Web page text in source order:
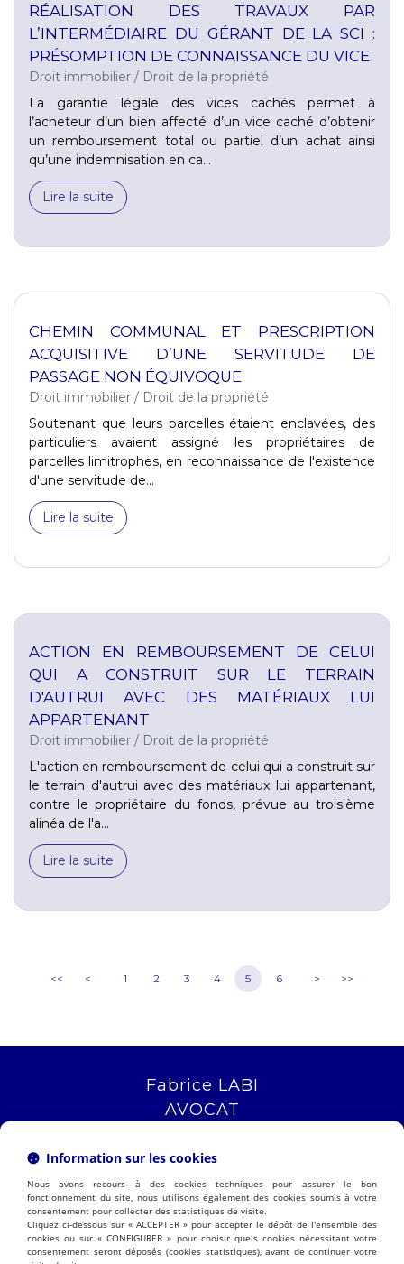
RÉALISATION DES TRAVAUX PAR
L’INTERMÉDIAIRE DU GÉRANT DE LA SCI :
PRÉSOMPTION DE CONNAISSANCE DU VICE
Droit immobilier / Droit de la propriété
La garantie légale des vices cachés permet à
l’acheteur d’un bien affecté d’un vice caché d’obtenir
un remboursement total ou partiel d’un achat ainsi
qu’une indemnisation en ca...
Lire la suite
CHEMIN COMMUNAL ET PRESCRIPTION
ACQUISITIVE D’UNE SERVITUDE DE
PASSAGE NON ÉQUIVOQUE
Droit immobilier / Droit de la propriété
Soutenant que leurs parcelles étaient enclavées, des
particuliers avaient assigné les propriétaires de
parcelles limitrophes, en reconnaissance de l'existence
d'une servitude de...
Lire la suite
ACTION EN REMBOURSEMENT DE CELUI
QUI A CONSTRUIT SUR LE TERRAIN
D'AUTRUI AVEC DES MATÉRIAUX LUI
APPARTENANT
Droit immobilier / Droit de la propriété
L'action en remboursement de celui qui a construit sur
le terrain d'autrui avec des matériaux lui appartenant,
contre le propriétaire du fonds, prévue au troisième
alinéa de l'a...
Lire la suite
<< < 1 2 3 4 5 6 > >>
Fabrice LABI
AVOCAT
13006 MARSEILLE
NOUS LOCALISER
PRÉSENTATION EXPERTISES
Information sur les cookies
Nous avons recours à des cookies techniques pour assurer le bon
fonctionnement du site, nous utilisons également des cookies soumis à votre
consentement pour collecter des statistiques de visite.
Cliquez ci-dessous sur « ACCEPTER » pour accepter le dépôt de l'ensemble des
cookies ou sur « CONFIGURER » pour choisir quels cookies nécessitant votre
consentement seront déposés (cookies statistiques), avant de continuer votre